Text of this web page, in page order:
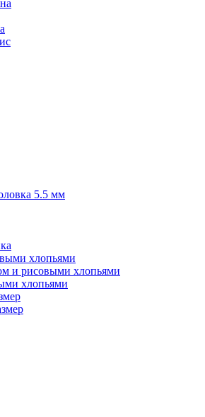
5.5 мм
хлопьями
и рисовыми хлопьями
хлопьями